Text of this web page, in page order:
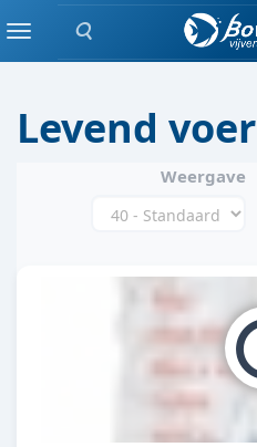
Zoeken
MenuVISVOER
Levend voer
Weergave